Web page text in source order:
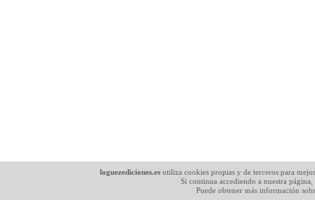
loguezediciones.es utiliza cookies propias y de terceros para
Si continua accediendo a nuestra
Puede obtener más información